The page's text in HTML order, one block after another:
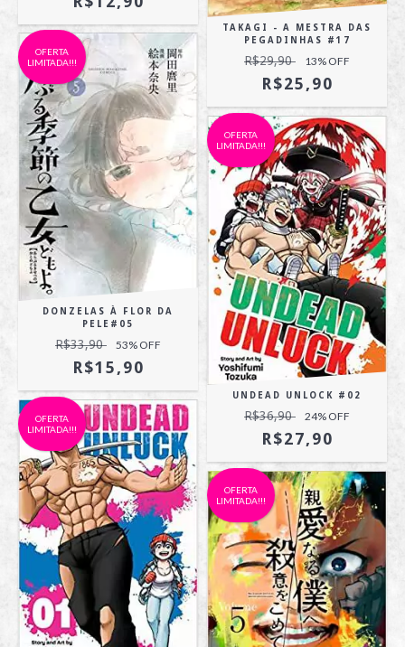
TAKAGI - A MESTRA DAS
PEGADINHAS #17
R$29,90 13% OFF
R$25,90
OFERTA
LIMITADA!!!
DONZELAS À FLOR DA
PELE#05
R$33,90 53% OFF
R$15,90
OFERTA
LIMITADA!!!
UNDEAD UNLOCK #02
R$36,90 24% OFF
R$27,90
OFERTA
LIMITADA!!!
OFERTA
LIMITADA!!!